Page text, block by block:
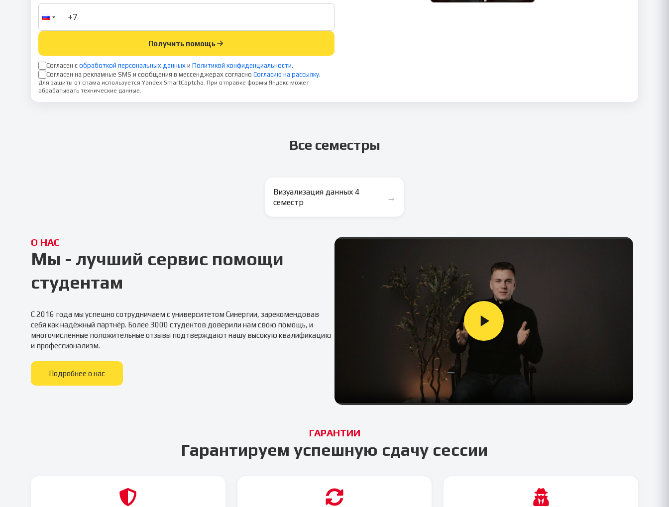
Получить помощь
Согласен с обработкой персональных данных и Политикой конфиденциальности.
Согласен на рекламные SMS и сообщения в мессенджерах согласно Согласию на рассылку.
Для защиты от спама используется Yandex SmartCaptcha. При отправке формы Яндекс может
обрабатывать технические данные.
Все семестры
Визуализация данных 4
семестр
→
О НАС
Мы - лучший сервис помощи
студентам
С 2016 года мы успешно сотрудничаем с университетом Синергии, зарекомендовав
себя как надёжный партнёр. Более 3000 студентов доверили нам свою помощь, и
многочисленные положительные отзывы подтверждают нашу высокую квалификацию
и профессионализм.
Подробнее о нас
ГАРАНТИИ
Гарантируем успешную сдачу сессии